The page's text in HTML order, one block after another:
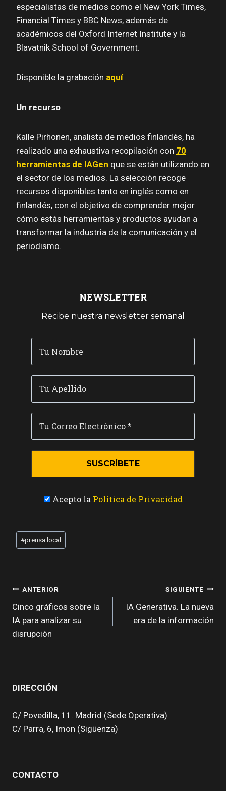
especialistas de medios como el New York Times,
Financial Times y BBC News, además de
académicos del Oxford Internet Institute y la
Blavatnik School of Government.
Disponible la grabación aquí
Un recurso
Kalle Pirhonen, analista de medios finlandés, ha
realizado una exhaustiva recopilación con 70
herramientas de IAGen que se están utilizando en
el sector de los medios. La selección recoge
recursos disponibles tanto en inglés como en
finlandés, con el objetivo de comprender mejor
cómo estás herramientas y productos ayudan a
transformar la industria de la comunicación y el
periodismo.
NEWSLETTER
Recibe nuestra newsletter semanal
Acepto la Política de Privacidad
Etiquetas
de
#prensa local
NAVEGACIÓN
DE
ENTRADAS
ANTERIOR
Cinco gráficos sobre la
IA para analizar su
disrupción
SIGUIENTE
IA Generativa. La nueva
era de la información
DIRECCIÓN
C/ Povedilla, 11. Madrid (Sede Operativa)
C/ Parra, 6, Imon (Sigüenza)
CONTACTO